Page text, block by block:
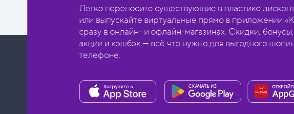
Легко переносите существующие в пластике
или выпускайте виртуальные прямо в приложении
сразу в онлайн- и офлайн-магазинах. Скидки,
акции и кэшбэк — всё что нужно для выгодного
телефоне.